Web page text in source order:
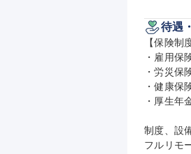
待遇
【保険制
・雇用保
・労災保
・健康保
・厚生年
制度、設
フルリモ